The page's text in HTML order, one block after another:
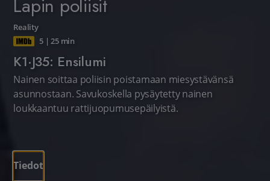
Lapin poliisit
Reality
5 |25 min
K1·J35: Ensilumi
Nainen soittaa poliisin poistamaan miesystävänsä
asunnostaan. Savukoskella pysäytetty nainen
loukkaantuu rattijuopumusepäilyistä.
Tiedot